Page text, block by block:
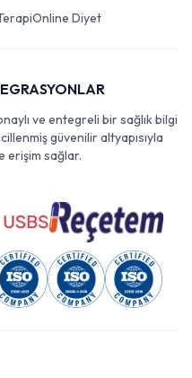
Online Diyet
ve entegreli bir sağlık bilgi
güvenilir altyapısıyla
erişim sağlar.